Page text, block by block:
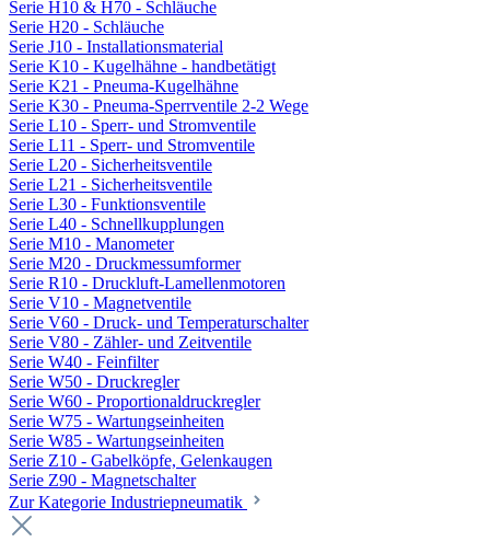
Serie H10 & H70 - Schläuche
Serie H20 - Schläuche
Serie J10 - Installationsmaterial
Serie K10 - Kugelhähne - handbetätigt
Serie K21 - Pneuma-Kugelhähne
Serie K30 - Pneuma-Sperrventile 2-2 Wege
Serie L10 - Sperr- und Stromventile
Serie L11 - Sperr- und Stromventile
Serie L20 - Sicherheitsventile
Serie L21 - Sicherheitsventile
Serie L30 - Funktionsventile
Serie L40 - Schnellkupplungen
Serie M10 - Manometer
Serie M20 - Druckmessumformer
Serie R10 - Druckluft-Lamellenmotoren
Serie V10 - Magnetventile
Serie V60 - Druck- und Temperaturschalter
Serie V80 - Zähler- und Zeitventile
Serie W40 - Feinfilter
Serie W50 - Druckregler
Serie W60 - Proportionaldruckregler
Serie W75 - Wartungseinheiten
Serie W85 - Wartungseinheiten
Serie Z10 - Gabelköpfe, Gelenkaugen
Serie Z90 - Magnetschalter
Zur Kategorie Industriepneumatik